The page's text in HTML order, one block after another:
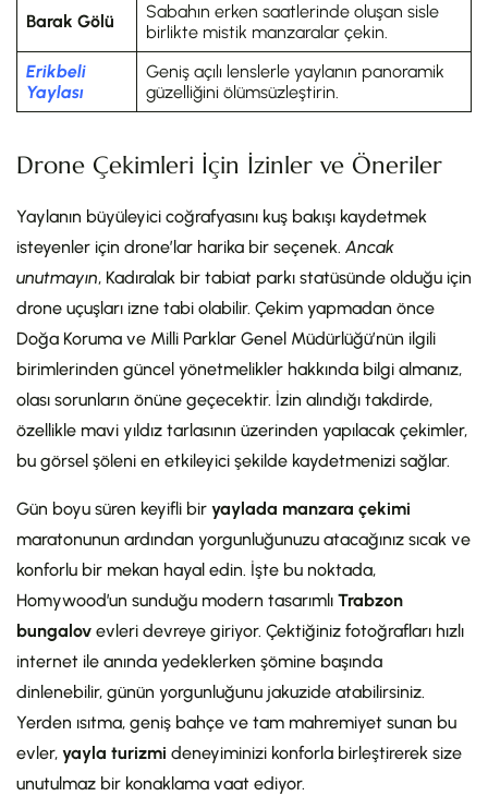
Barak Gölü
Sabahın erken saatlerinde oluşan sisle
birlikte mistik manzaralar çekin.
Erikbeli
Yaylası
Geniş açılı lenslerle yaylanın panoramik
güzelliğini ölümsüzleştirin.
Drone Çekimleri İçin İzinler ve Öneriler
Yaylanın büyüleyici coğrafyasını kuş bakışı kaydetmek
isteyenler için drone’lar harika bir seçenek. Ancak
unutmayın, Kadıralak bir tabiat parkı statüsünde olduğu için
drone uçuşları izne tabi olabilir. Çekim yapmadan önce
Doğa Koruma ve Milli Parklar Genel Müdürlüğü’nün ilgili
birimlerinden güncel yönetmelikler hakkında bilgi almanız,
olası sorunların önüne geçecektir. İzin alındığı takdirde,
özellikle mavi yıldız tarlasının üzerinden yapılacak çekimler,
bu görsel şöleni en etkileyici şekilde kaydetmenizi sağlar.
Gün boyu süren keyifli bir yaylada manzara çekimi
maratonunun ardından yorgunluğunuzu atacağınız sıcak ve
konforlu bir mekan hayal edin. İşte bu noktada,
Homywood’un sunduğu modern tasarımlı Trabzon
bungalov evleri devreye giriyor. Çektiğiniz fotoğrafları hızlı
internet ile anında yedeklerken şömine başında
dinlenebilir, günün yorgunluğunu jakuzide atabilirsiniz.
Yerden ısıtma, geniş bahçe ve tam mahremiyet sunan bu
evler, yayla turizmi deneyiminizi konforla birleştirerek size
unutulmaz bir konaklama vaat ediyor.